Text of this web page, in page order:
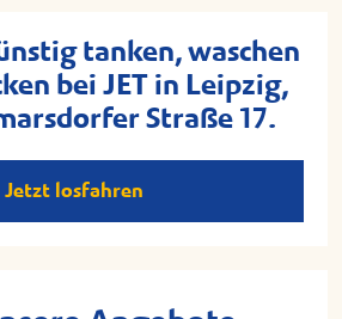
tanken, waschen
bei JET in Leipzig,
Straße 17.
Jetzt losfahren